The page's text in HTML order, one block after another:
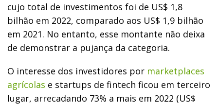
cujo total de investimentos foi de US$ 1,8
bilhão em 2022, comparado aos US$ 1,9 bilhão
em 2021. No entanto, esse montante não deixa
de demonstrar a pujança da categoria.
O interesse dos investidores por marketplaces
agrícolas e startups de fintech ficou em terceiro
lugar, arrecadando 73% a mais em 2022 (US$